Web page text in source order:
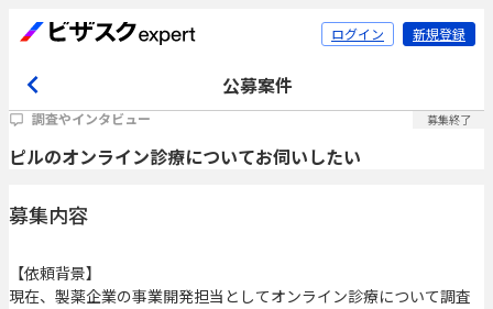
ログイン 新規登録
公募案件
調査やインタビュー 募集終了
ピルのオンライン診療についてお伺いしたい
募集内容
【依頼背景】
現在、製薬企業の事業開発担当としてオンライン診療について調査